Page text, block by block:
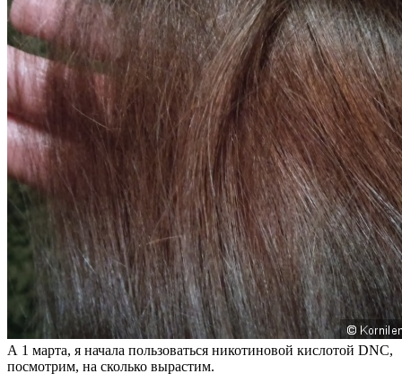
А 1 марта, я начала пользоваться никотиновой кислотой DNC,
посмотрим, на сколько вырастим.